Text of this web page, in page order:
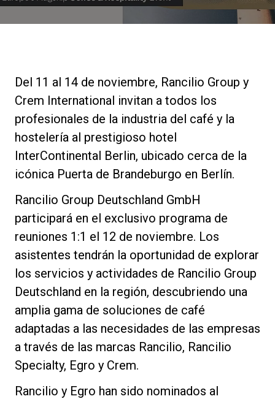
Del 11 al 14 de noviembre, Rancilio Group y
Crem International invitan a todos los
profesionales de la industria del café y la
hostelería al prestigioso hotel
InterContinental Berlin, ubicado cerca de la
icónica Puerta de Brandeburgo en Berlín.
Rancilio Group Deutschland GmbH
participará en el exclusivo programa de
reuniones 1:1 el 12 de noviembre. Los
asistentes tendrán la oportunidad de explorar
los servicios y actividades de Rancilio Group
Deutschland en la región, descubriendo una
amplia gama de soluciones de café
adaptadas a las necesidades de las empresas
a través de las marcas Rancilio, Rancilio
Specialty, Egro y Crem.
Rancilio y Egro han sido nominados al
Nuestros laboratorios
Sostenibilidad
Connect
Contacto
Política de Privacidad